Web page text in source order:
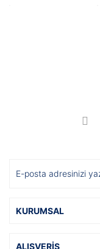
KURUMSAL
ALIŞVERİŞ